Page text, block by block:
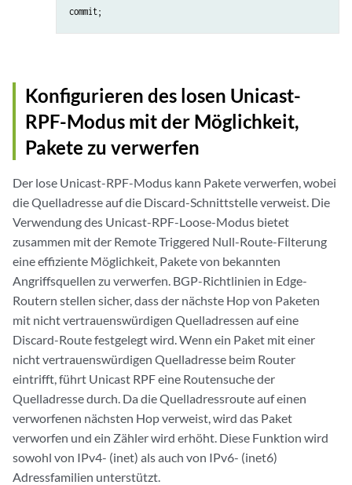
Konfigurieren des losen Unicast-
RPF-Modus mit der Möglichkeit,
Pakete zu verwerfen
Der lose Unicast-RPF-Modus kann Pakete verwerfen, wobei
die Quelladresse auf die Discard-Schnittstelle verweist. Die
Verwendung des Unicast-RPF-Loose-Modus bietet
zusammen mit der Remote Triggered Null-Route-Filterung
eine effiziente Möglichkeit, Pakete von bekannten
Angriffsquellen zu verwerfen. BGP-Richtlinien in Edge-
Routern stellen sicher, dass der nächste Hop von Paketen
mit nicht vertrauenswürdigen Quelladressen auf eine
Discard-Route festgelegt wird. Wenn ein Paket mit einer
nicht vertrauenswürdigen Quelladresse beim Router
eintrifft, führt Unicast RPF eine Routensuche der
Quelladresse durch. Da die Quelladressroute auf einen
verworfenen nächsten Hop verweist, wird das Paket
verworfen und ein Zähler wird erhöht. Diese Funktion wird
sowohl von IPv4- (inet) als auch von IPv6- (inet6)
Adressfamilien unterstützt.